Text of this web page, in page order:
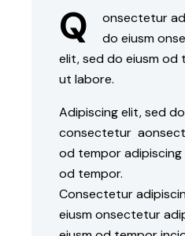
Q
onsectetur
do eiusm
elit, sed do eiusm od
ut labore.
Adipiscing elit, sed
consectetur
od tempor adipiscing
od tempor.
Consectetur
eiusm onsectetur